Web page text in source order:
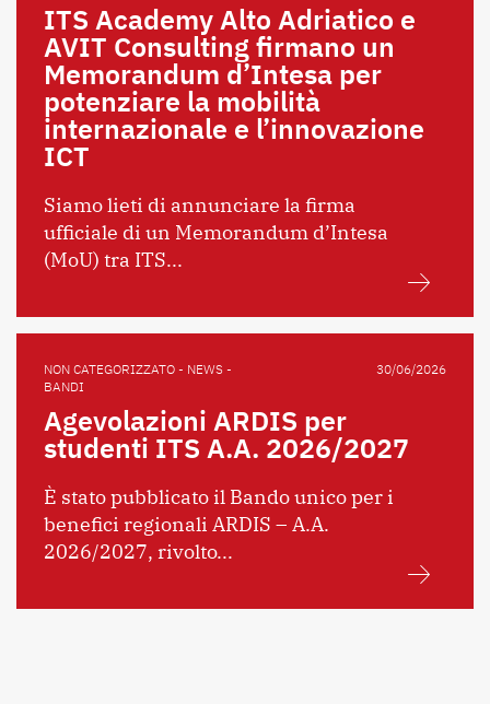
ITS Academy Alto Adriatico e
AVIT Consulting firmano un
Memorandum d’Intesa per
potenziare la mobilità
internazionale e l’innovazione
ICT
Siamo lieti di annunciare la firma
ufficiale di un Memorandum d’Intesa
(MoU) tra ITS...
NON CATEGORIZZATO - NEWS -
BANDI
30/06/2026
Agevolazioni ARDIS per
studenti ITS A.A. 2026/2027
È stato pubblicato il Bando unico per i
benefici regionali ARDIS – A.A.
2026/2027, rivolto...